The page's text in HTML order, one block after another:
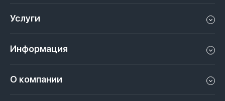
Апартаменты в Дубае
Пентхаус в Дубае
Услуги
Сдать недвижимость в Дубае, ОАЭ
Информация
О компании